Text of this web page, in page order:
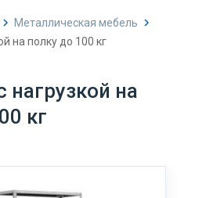
Металлическая мебель
на полку до 100 кг
нагрузкой на
кг